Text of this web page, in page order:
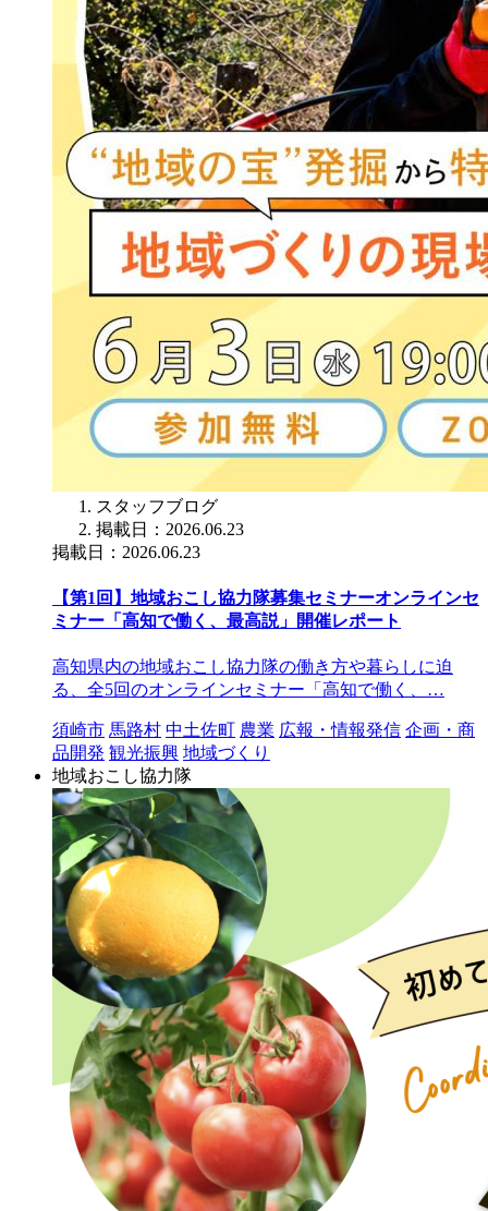
スタッフブログ
掲載日：2026.06.23
掲載日：2026.06.23
【第1回】地域おこし協力隊募集セミナーオンラインセ
ミナー「高知で働く、最高説」開催レポート
高知県内の地域おこし協力隊の働き方や暮らしに迫
る、全5回のオンラインセミナー「高知で働く、…
須崎市 馬路村 中土佐町 農業 広報・情報発信 企画・商
品開発 観光振興 地域づくり
地域おこし協力隊